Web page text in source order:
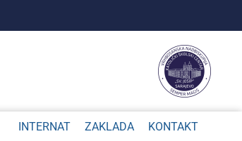
INTERNAT ZAKLADA KONTAKT